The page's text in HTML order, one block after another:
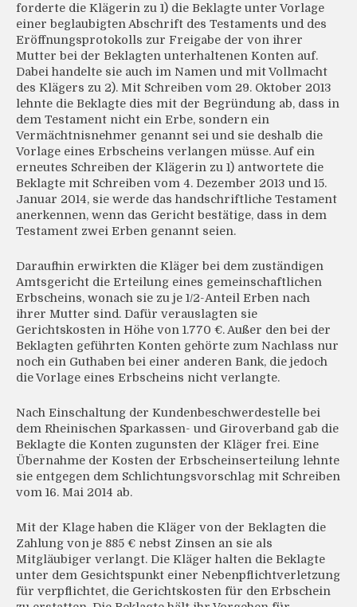
forderte die Klägerin zu 1) die Beklagte unter Vorlage
einer beglaubigten Abschrift des Testaments und des
Eröffnungsprotokolls zur Freigabe der von ihrer
Mutter bei der Beklagten unterhaltenen Konten auf.
Dabei handelte sie auch im Namen und mit Vollmacht
des Klägers zu 2). Mit Schreiben vom 29. Oktober 2013
lehnte die Beklagte dies mit der Begründung ab, dass in
dem Testament nicht ein Erbe, sondern ein
Vermächtnisnehmer genannt sei und sie deshalb die
Vorlage eines Erbscheins verlangen müsse. Auf ein
erneutes Schreiben der Klägerin zu 1) antwortete die
Beklagte mit Schreiben vom 4. Dezember 2013 und 15.
Januar 2014, sie werde das handschriftliche Testament
anerkennen, wenn das Gericht bestätige, dass in dem
Testament zwei Erben genannt seien.
Daraufhin erwirkten die Kläger bei dem zuständigen
Amtsgericht die Erteilung eines gemeinschaftlichen
Erbscheins, wonach sie zu je 1/2-Anteil Erben nach
ihrer Mutter sind. Dafür verauslagten sie
Gerichtskosten in Höhe von 1.770 €. Außer den bei der
Beklagten geführten Konten gehörte zum Nachlass nur
noch ein Guthaben bei einer anderen Bank, die jedoch
die Vorlage eines Erbscheins nicht verlangte.
Nach Einschaltung der Kundenbeschwerdestelle bei
dem Rheinischen Sparkassen- und Giroverband gab die
Beklagte die Konten zugunsten der Kläger frei. Eine
Übernahme der Kosten der Erbscheinserteilung lehnte
sie entgegen dem Schlichtungsvorschlag mit Schreiben
vom 16. Mai 2014 ab.
Mit der Klage haben die Kläger von der Beklagten die
Zahlung von je 885 € nebst Zinsen an sie als
Mitgläubiger verlangt. Die Kläger halten die Beklagte
unter dem Gesichtspunkt einer Nebenpflichtverletzung
für verpflichtet, die Gerichtskosten für den Erbschein